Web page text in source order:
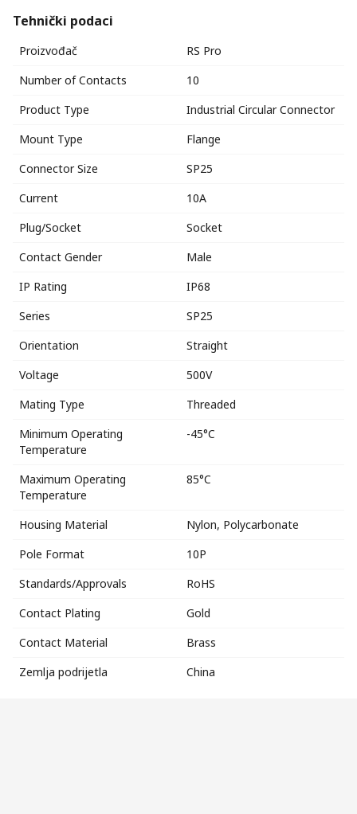
Tehnički podaci
Proizvođač
RS Pro
Number of Contacts
10
Product Type
Industrial Circular Connector
Mount Type
Flange
Connector Size
SP25
Current
10A
Plug/Socket
Socket
Contact Gender
Male
IP Rating
IP68
Series
SP25
Orientation
Straight
Voltage
500V
Mating Type
Threaded
Minimum Operating
Temperature
-45°C
Maximum Operating
Temperature
85°C
Housing Material
Nylon, Polycarbonate
Pole Format
10P
Standards/Approvals
RoHS
Contact Plating
Gold
Contact Material
Brass
Zemlja podrijetla
China